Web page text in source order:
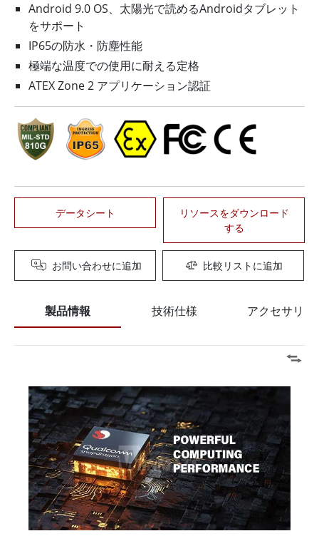
Android 9.0 OS、太陽光で読めるAndroidタブレット
をサポート
IP65の防水・防塵性能
極端な温度での使用に耐える定格
ATEX Zone 2 アプリケーション認証
データシート
リソースをダウンロード
する
お問い合わせに追加 比較リストに追加
製品情報 技術仕様 アクセサリー